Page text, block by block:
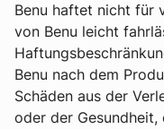
Benu haftet nicht für
von Benu leicht
Benu nach dem
Schäden aus der
oder der